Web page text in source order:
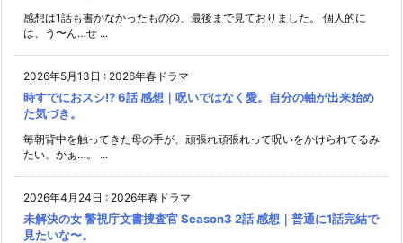
感想は1話も書かなかったものの、最後まで見ておりました。 個人的に
は、う〜ん…せ ...
2026年5月13日 : 2026年春ドラマ
時すでにおスシ!? 6話 感想｜呪いではなく愛。自分の軸が出来始め
た気づき。
毎朝背中を触ってきた母の手が、頑張れ頑張れって呪いをかけられてるみ
たい、かぁ…。 ...
2026年4月24日 : 2026年春ドラマ
未解決の女 警視庁文書捜査官 Season3 2話 感想｜普通に1話完結で
見たいな〜。